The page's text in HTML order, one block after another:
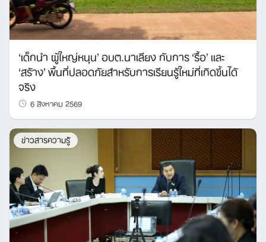
‘เด็กนำ ผู้ใหญ่หนุน’ อบต.นาเลียง กับการ ‘รื้อ’ และ
‘สร้าง’ พื้นที่ปลอดภัยสำหรับการเรียนรู้ใหม่ที่เกิดขึ้นได้
จริง
6 สิงหาคม 2569
ข่าวสารความรู้